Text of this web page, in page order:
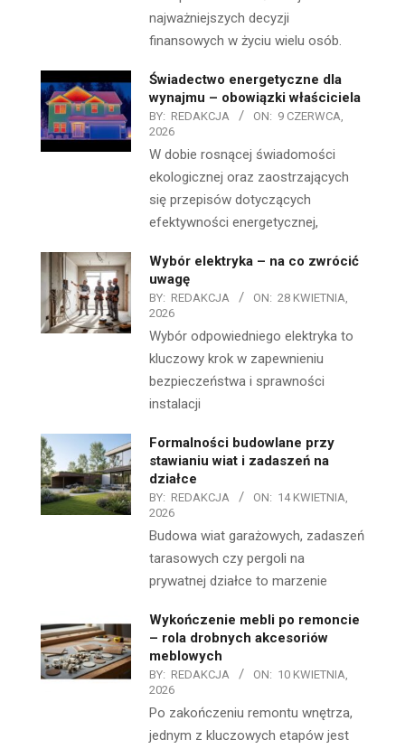
najważniejszych decyzji
finansowych w życiu wielu osób.
Świadectwo energetyczne dla
wynajmu – obowiązki właściciela
BY: REDAKCJA ON: 9 CZERWCA,
2026
W dobie rosnącej świadomości
ekologicznej oraz zaostrzających
się przepisów dotyczących
efektywności energetycznej,
Wybór elektryka – na co zwrócić
uwagę
BY: REDAKCJA ON: 28 KWIETNIA,
2026
Wybór odpowiedniego elektryka to
kluczowy krok w zapewnieniu
bezpieczeństwa i sprawności
instalacji
Formalności budowlane przy
stawianiu wiat i zadaszeń na
działce
BY: REDAKCJA ON: 14 KWIETNIA,
2026
Budowa wiat garażowych, zadaszeń
tarasowych czy pergoli na
prywatnej działce to marzenie
Wykończenie mebli po remoncie
– rola drobnych akcesoriów
meblowych
BY: REDAKCJA ON: 10 KWIETNIA,
2026
Po zakończeniu remontu wnętrza,
jednym z kluczowych etapów jest